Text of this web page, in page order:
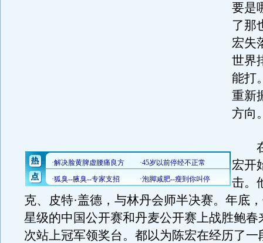
要是
了那
宏失
世界
能打
重新
方向
在
宏开
击。
克、皮特·盖德，与林丹会师半决赛。年底
星级的中国公开赛和丹麦公开赛上战胜鲍春
次站上冠军领奖台。都以为陈宏在经历了一